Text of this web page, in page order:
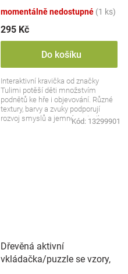
momentálně nedostupné (1 ks)
295 Kč
Do košíku
Interaktivní kravička od značky
Tulimi potěší děti množstvím
podnětů ke hře i objevování. Různé
textury, barvy a zvuky podporují
rozvoj smyslů a jemné motoriky.
Kód: 13299901
Dřevěná aktivní
vkládačka/puzzle se vzory,